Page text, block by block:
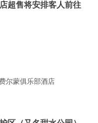
超售将安排客人前往
尔蒙俱乐部酒店